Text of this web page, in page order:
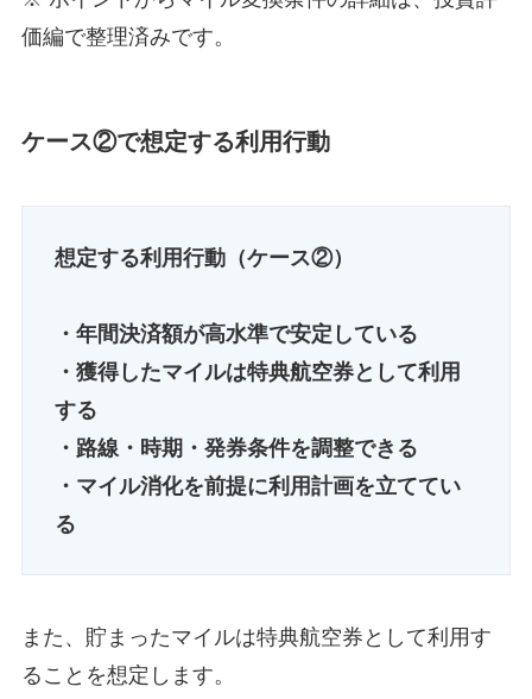
価編で整理済みです。
ケース②で想定する利用行動
想定する利用行動（ケース②）
・年間決済額が高水準で安定している
・獲得したマイルは特典航空券として利用
する
・路線・時期・発券条件を調整できる
・マイル消化を前提に利用計画を立ててい
る
また、貯まったマイルは特典航空券として利用す
ることを想定します。